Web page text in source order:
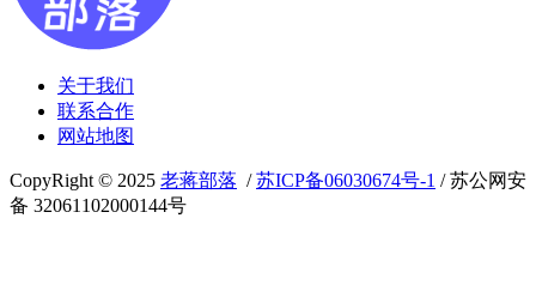
关于我们
联系合作
网站地图
CopyRight © 2025 老蒋部落 /苏ICP备06030674号-1 / 苏公网安
备 32061102000144号